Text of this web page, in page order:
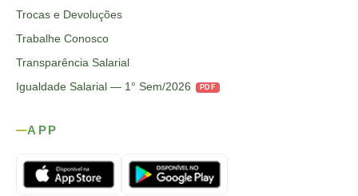
Trocas e Devoluções
Trabalhe Conosco
Transparência Salarial
Igualdade Salarial — 1° Sem/2026
PDF
APP